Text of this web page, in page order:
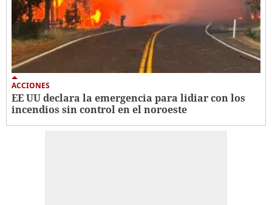
ACCIONES
EE UU declara la emergencia para lidiar con los
incendios sin control en el noroeste